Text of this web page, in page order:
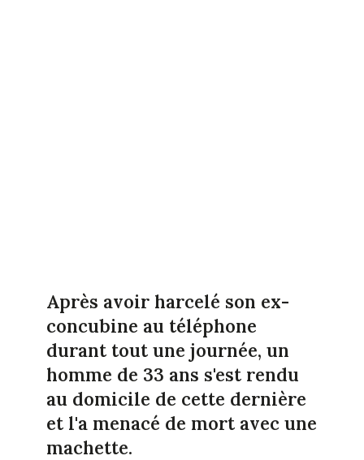
Après avoir harcelé son ex-
concubine au téléphone
durant tout une journée, un
homme de 33 ans s'est rendu
au domicile de cette dernière
et l'a menacé de mort avec une
machette.